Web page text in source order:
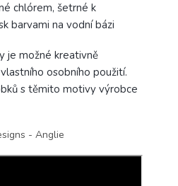
chlórem, šetrné k
barvami na vodní bázi
je možné kreativně
osobního použití.
s těmito motivy výrobce
- Anglie